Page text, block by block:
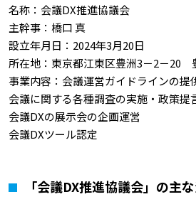
名称：会議DX推進協議会
主幹事：橋口 真
設立年月日：2024年3月20日
所在地：東京都江東区豊洲3－2－20
事業内容：会議運営ガイドラインの提
会議に関する各種調査の実施・政策提
会議DXの展示会の企画運営
会議DXツール認定
「会議DX推進協議会」の主